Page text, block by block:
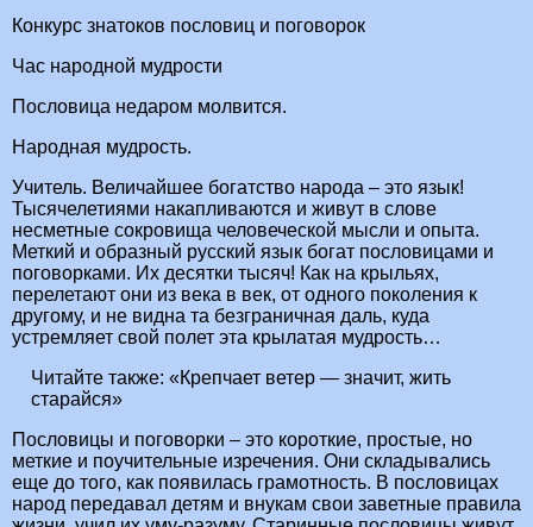
Конкурс знатоков пословиц и поговорок
Час народной мудрости
Пословица недаром молвится.
Народная мудрость.
Учитель. Величайшее богатство народа – это язык!
Тысячелетиями накапливаются и живут в слове
несметные сокровища человеческой мысли и опыта.
Меткий и образный русский язык богат пословицами и
поговорками. Их десятки тысяч! Как на крыльях,
перелетают они из века в век, от одного поколения к
другому, и не видна та безграничная даль, куда
устремляет свой полет эта крылатая мудрость…
Читайте также: «Крепчает ветер — значит, жить
старайся»
Пословицы и поговорки – это короткие, простые, но
меткие и поучительные изречения. Они складывались
еще до того, как появилась грамотность. В пословицах
народ передавал детям и внукам свои заветные правила